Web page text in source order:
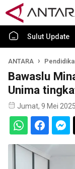
Sulut Update
ANTARA
Bawaslu
Unima
Jumat, 9 Mei